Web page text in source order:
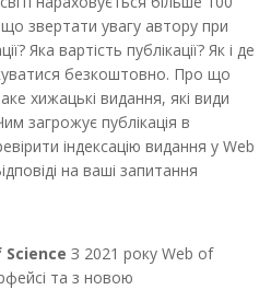
звертати увагу автору при
Яка вартість публікації? Як і де
безкоштовно. Про що
хижацькі видання, які види
загрожує публікація в
індексацію видання у Web
на ваші запитання
З 2021 року Web of
та з новою